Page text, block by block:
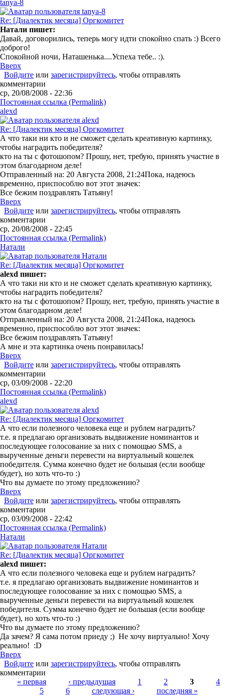
tanya-8
Re: [Диалектик месяца] Оргкомитет
Натали пишет:
Давай, договорились, теперь могу идти спокойно спать :) Всего
доброго!
Спокойной ночи, Наташенька....Успеха тебе.. :).
Вверх
Войдите или зарегистрируйтесь, чтобы отправлять
комментарии
ср, 20/08/2008 - 22:36
Постоянная ссылка (Permalink)
alexd
Re: [Диалектик месяца] Оргкомитет
А что таки ни кто и не сможет сделать креативную картинку,
чтобы наградить победителя?
кто на ты с фотошопом? Прошу, нет, требую, принять участие в
этом благодарном деле!
Отправленный на: 20 Августа 2008, 21:24Пока, надеюсь
временно, приспособлю вот этот значек:
Все бежим поздравлять Татьяну!
Вверх
Войдите или зарегистрируйтесь, чтобы отправлять
комментарии
ср, 20/08/2008 - 22:45
Постоянная ссылка (Permalink)
Натали
Re: [Диалектик месяца] Оргкомитет
alexd пишет:
А что таки ни кто и не сможет сделать креативную картинку,
чтобы наградить победителя?
кто на ты с фотошопом? Прошу, нет, требую, принять участие в
этом благодарном деле!
Отправленный на: 20 Августа 2008, 21:24Пока, надеюсь
временно, приспособлю вот этот значек:
Все бежим поздравлять Татьяну!
А мне и эта картинка очень понравилась!
Вверх
Войдите или зарегистрируйтесь, чтобы отправлять
комментарии
ср, 03/09/2008 - 22:20
Постоянная ссылка (Permalink)
alexd
Re: [Диалектик месяца] Оргкомитет
А что если полезного человека еще и рублем наградить?
т.е. я предлагаю организовать выдвижение номинантов и
последующее голосование за них с помощью SMS, а
вырученные деньги перевести на виртуальный кошелек
победителя. Сумма конечно будет не большая (если вообще
будет), но хоть что-то :)
Что вы думаете по этому предложению?
Вверх
Войдите или зарегистрируйтесь, чтобы отправлять
комментарии
ср, 03/09/2008 - 22:42
Постоянная ссылка (Permalink)
Натали
Re: [Диалектик месяца] Оргкомитет
alexd пишет:
А что если полезного человека еще и рублем наградить?
т.е. я предлагаю организовать выдвижение номинантов и
последующее голосование за них с помощью SMS, а
вырученные деньги перевести на виртуальный кошелек
победителя. Сумма конечно будет не большая (если вообще
будет), но хоть что-то :)
Что вы думаете по этому предложению?
Да зачем? Я сама потом приеду ;) Не хочу виртуально! Хочу
реально! :D
Вверх
Войдите или зарегистрируйтесь, чтобы отправлять
комментарии
Страницы
« первая ‹ предыдущая 1 2 3
4
5
6 следующая › последняя »